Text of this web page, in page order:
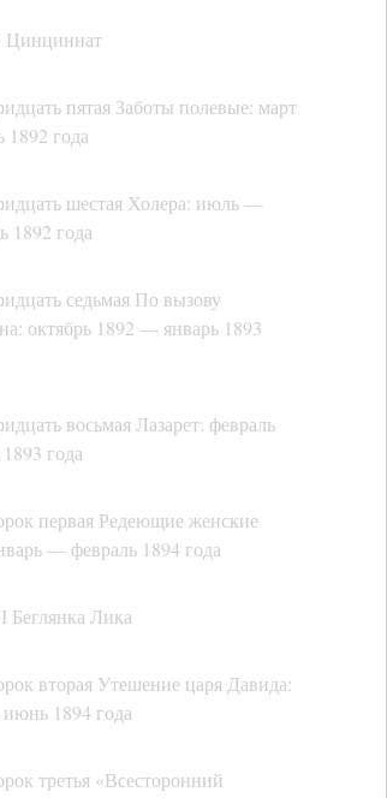
Цинциннат
пятая Заботы полевые: март
года
шестая Холера: июль —
1892 года
седьмая По вызову
октябрь 1892 — январь 1893
восьмая Лазарет: февраль
года
первая Редеющие женские
— февраль 1894 года
Беглянка Лика
вторая Утешение царя Давида:
1894 года
третья «Всесторонний